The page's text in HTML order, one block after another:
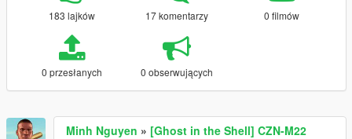
183 lajków 17 komentarzy 0 filmów
0 przesłanych 0 obserwujących
Minh Nguyen » [Ghost in the Shell] CZN-M22